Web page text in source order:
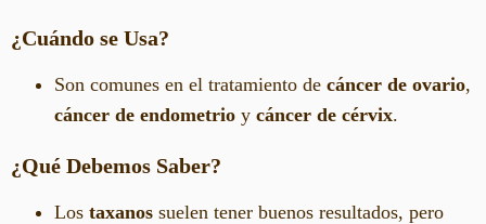
¿Cuándo se Usa?
Son comunes en el tratamiento de cáncer de ovario,
cáncer de endometrio y cáncer de cérvix.
¿Qué Debemos Saber?
Los taxanos suelen tener buenos resultados, pero